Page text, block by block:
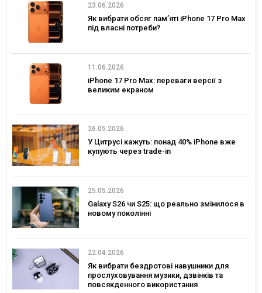
23.06.2026
Як вибрати обсяг пам’яті iPhone 17 Pro Max
під власні потреби?
11.06.2026
iPhone 17 Pro Max: переваги версії з
великим екраном
26.05.2026
У Цитрусі кажуть: понад 40% iPhone вже
купують через trade-in
25.05.2026
Galaxy S26 чи S25: що реально змінилося в
новому поколінні
22.04.2026
Як вибрати бездротові навушники для
прослуховування музики, дзвінків та
повсякденного використання